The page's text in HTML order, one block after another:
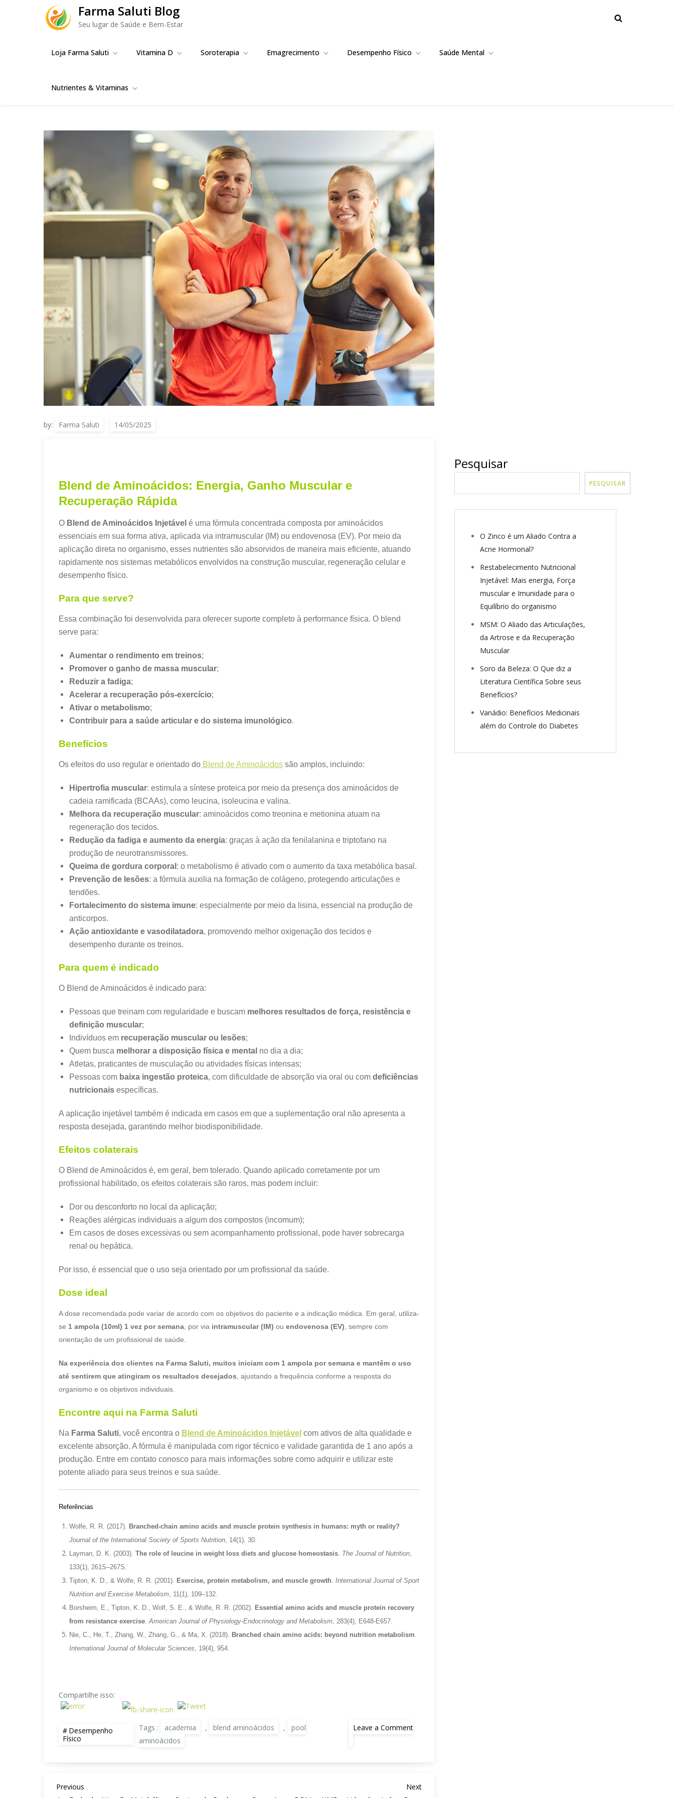
Farma Saluti Blog
Seu lugar de Saúde e Bem-Estar
Loja Farma Saluti Vitamina D Soroterapia Emagrecimento Desempenho Físico Saúde Mental
Nutrientes & Vitaminas
by: Farma Saluti
Blend de Aminoácidos: Energia, Ganho Muscular e
Recuperação Rápida
O Blend de Aminoácidos Injetável é uma fórmula concentrada composta por aminoácidos
essenciais em sua forma ativa, aplicada via intramuscular (IM) ou endovenosa (EV). Por meio da
aplicação direta no organismo, esses nutrientes são absorvidos de maneira mais eficiente, atuando
rapidamente nos sistemas metabólicos envolvidos na construção muscular, regeneração celular e
desempenho físico.
Para que serve?
Essa combinação foi desenvolvida para oferecer suporte completo à performance física. O blend
serve para:
Aumentar o rendimento em treinos;
Promover o ganho de massa muscular;
Reduzir a fadiga;
Acelerar a recuperação pós-exercício;
Ativar o metabolismo;
Contribuir para a saúde articular e do sistema imunológico.
Benefícios
Os efeitos do uso regular e orientado do Blend de Aminoácidos são amplos, incluindo:
Hipertrofia muscular: estimula a síntese proteica por meio da presença dos aminoácidos de
cadeia ramificada (BCAAs), como leucina, isoleucina e valina.
Melhora da recuperação muscular: aminoácidos como treonina e metionina atuam na
regeneração dos tecidos.
Redução da fadiga e aumento da energia: graças à ação da fenilalanina e triptofano na
produção de neurotransmissores.
Queima de gordura corporal : o metabolismo é ativado com o aumento da taxa metabólica basal.
Prevenção de lesões: a fórmula auxilia na formação de colágeno, protegendo articulações e
tendões.
Fortalecimento do sistema imune: especialmente por meio da lisina, essencial na produção de
anticorpos.
Ação antioxidante e vasodilatadora, promovendo melhor oxigenação dos tecidos e
desempenho durante os treinos.
Para quem é indicado
O Blend de Aminoácidos é indicado para:
Pessoas que treinam com regularidade e buscam melhores resultados de força, resistência e
definição muscular;
Indivíduos em recuperação muscular ou lesões;
Quem busca melhorar a disposição física e mental no dia a dia;
Atletas, praticantes de musculação ou atividades físicas intensas;
Pessoas com baixa ingestão proteica, com dificuldade de absorção via oral ou com deficiências
nutricionais específicas.
A aplicação injetável também é indicada em casos em que a suplementação oral não apresenta a
resposta desejada, garantindo melhor biodisponibilidade.
Efeitos colaterais
O Blend de Aminoácidos é, em geral, bem tolerado. Quando aplicado corretamente por um
profissional habilitado, os efeitos colaterais são raros, mas podem incluir:
Dor ou desconforto no local da aplicação;
Reações alérgicas individuais a algum dos compostos (incomum);
Em casos de doses excessivas ou sem acompanhamento profissional, pode haver sobrecarga
renal ou hepática.
Por isso, é essencial que o uso seja orientado por um profissional da saúde.
Dose ideal
A dose recomendada pode variar de acordo com os objetivos do paciente e a indicação médica. Em geral, utiliza-
se 1 ampola (10ml) 1 vez por semana , por via intramuscular (IM) ou endovenosa (EV) , sempre com
orientação de um profissional de saúde.
Na experiência dos clientes na Farma Saluti, muitos iniciam com 1 ampola por semana e mantêm o uso
até sentirem que atingiram os resultados desejados , ajustando a frequência conforme a resposta do
organismo e os objetivos individuais.
Encontre aqui na Farma Saluti
Na Farma Saluti, você encontra o Blend de Aminoácidos Injetável com ativos de alta qualidade e
excelente absorção. A fórmula é manipulada com rigor técnico e validade garantida de 1 ano após a
produção. Entre em contato conosco para mais informações sobre como adquirir e utilizar este
potente aliado para seus treinos e sua saúde.
Referências
Wolfe, R. R. (2017). Branched-chain amino acids and muscle protein synthesis in humans: myth or reality?
Journal of the International Society of Sports Nutrition , 14(1), 30.
Layman, D. K. (2003). The role of leucine in weight loss diets and glucose homeostasis The Journal of Nutrition
133(1), 261S–267S.
Tipton, K. D., & Wolfe, R. R. (2001). Exercise, protein metabolism, and muscle growth International Journal of Sport
Nutrition and Exercise Metabolism , 11(1), 109–132.
Borsheim, E., Tipton, K. D., Wolf, S. E., & Wolfe, R. R. (2002). Essential amino acids and muscle protein recovery
from resistance exercise American Journal of Physiology-Endocrinology and Metabolism , 283(4), E648-E657.
Nie, C., He, T., Zhang, W., Zhang, G., & Ma, X. (2018). Branched chain amino acids: beyond nutrition metabolism
International Journal of Molecular Sciences , 19(4), 954.
Compartilhe isso:
Desempenho
Físico
Tags : academia , blend aminoácidos ,
pool
aminoácidos
Leave a Comment
N
Previous
Previous
Next
Next
Pesquisar
PESQUISAR
O Zinco é um Aliado Contra a
Acne Hormonal?
Restabelecimento Nutricional
Injetável: Mais energia, Força
muscular e Imunidade para o
Equilíbrio do organismo
MSM: O Aliado das Articulações,
da Artrose e da Recuperação
Muscular
Soro da Beleza: O Que diz a
Literatura Científica Sobre seus
Benefícios?
Vanádio: Benefícios Medicinais
além do Controle do Diabetes